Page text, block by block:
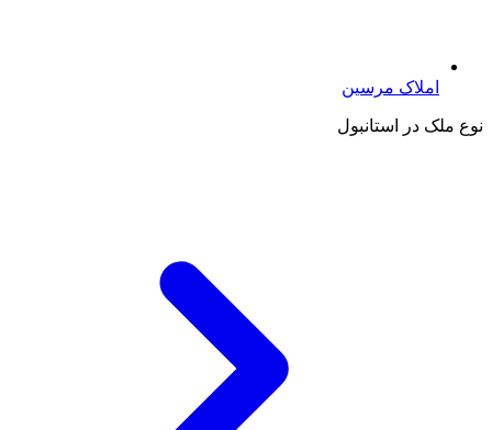
املاک مرسین
نوع ملک در استانبول